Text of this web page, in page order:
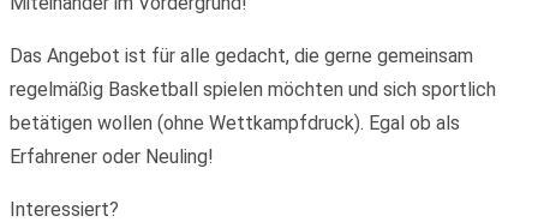
Das Angebot ist für alle gedacht, die gerne gemeinsam
regelmäßig Basketball spielen möchten und sich sportlich
betätigen wollen (ohne Wettkampfdruck). Egal ob als
Erfahrener oder Neuling!
Interessiert?